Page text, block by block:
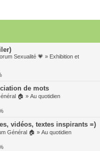
Sexualité 💗 » Exhibition et
de mots
🏠 » Au quotidien
vidéos, textes inspirants =)
Général 🏠 » Au quotidien